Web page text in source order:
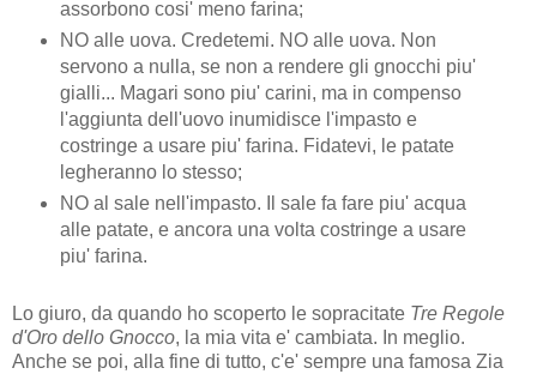
assorbono cosi' meno farina;
NO alle uova. Credetemi. NO alle uova. Non
servono a nulla, se non a rendere gli gnocchi piu'
gialli... Magari sono piu' carini, ma in compenso
l'aggiunta dell'uovo inumidisce l'impasto e
costringe a usare piu' farina. Fidatevi, le patate
legheranno lo stesso;
NO al sale nell'impasto. Il sale fa fare piu' acqua
alle patate, e ancora una volta costringe a usare
piu' farina.
Lo giuro, da quando ho scoperto le sopracitate Tre Regole
d'Oro dello Gnocco, la mia vita e' cambiata. In meglio.
Anche se poi, alla fine di tutto, c'e' sempre una famosa Zia